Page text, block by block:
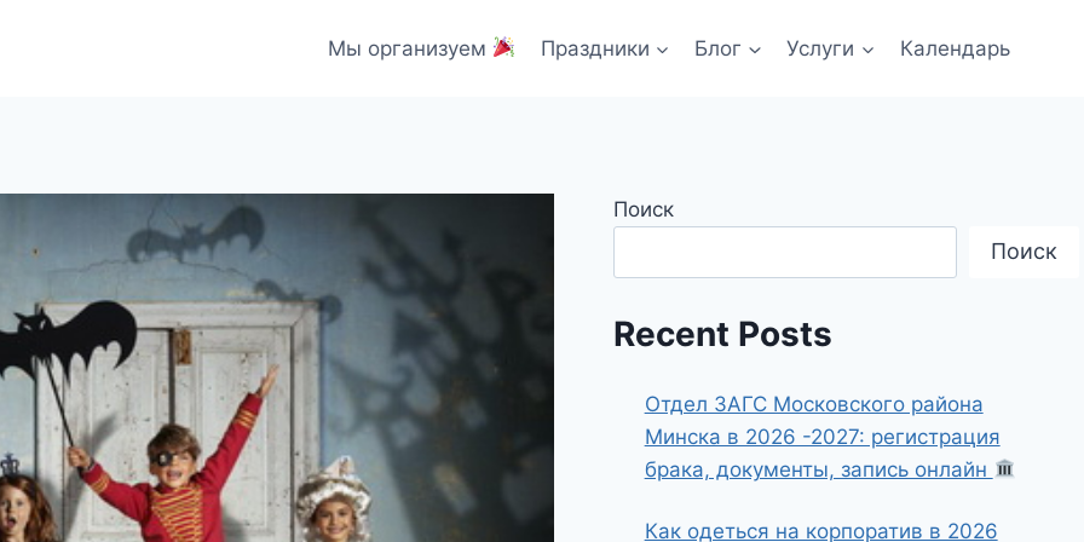
Мы организуем Праздники Блог Услуги Календарь
Поиск
Поиск
Recent Posts
Отдел ЗАГС Московского района
Минска в 2026 -2027: регистрация
брака, документы, запись онлайн
Как одеться на корпоратив в 2026